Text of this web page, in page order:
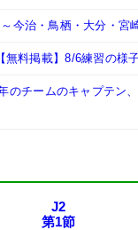
今治・鳥栖・大分・宮
料掲載】8/6練習の様
のチームのキャプテン
J2
第1節